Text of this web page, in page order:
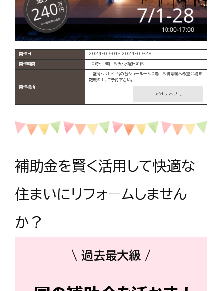
開催日 2024-07-01～2024-07-28
開催時間 10時-17時 ※火・水曜日定休
開催場所
盛岡・北上・仙台の各ショールーム会場 ※備考欄へ希望会場を
記載の上、ご予約下さい。
アクセスマップ
補助金を賢く活用して快適な
住まいにリフォームしません
か？
\ 過去最大級 /